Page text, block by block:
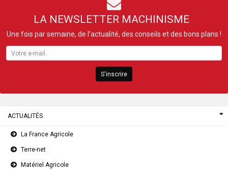
LA NEWSLETTER MACHINISME
Une fois par semaine, de l’actualité, des conseils et des bons plans !
S'inscrire
ACTUALITÉS
La France Agricole
Terre-net
Matériel Agricole